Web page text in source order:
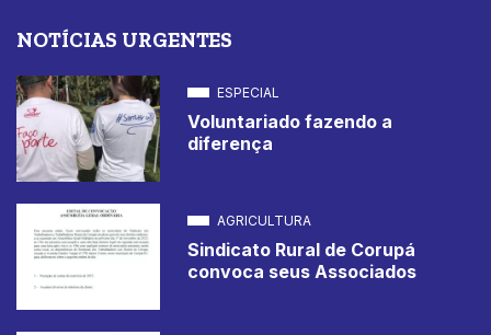
NOTÍCIAS URGENTES
ESPECIAL
Voluntariado fazendo a
diferença
AGRICULTURA
Sindicato Rural de Corupá
convoca seus Associados